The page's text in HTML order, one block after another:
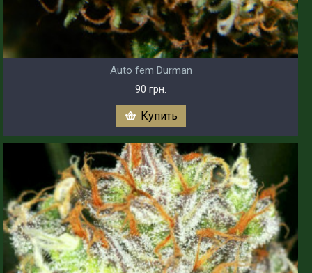
Auto fem Durman
90 грн.
Купить